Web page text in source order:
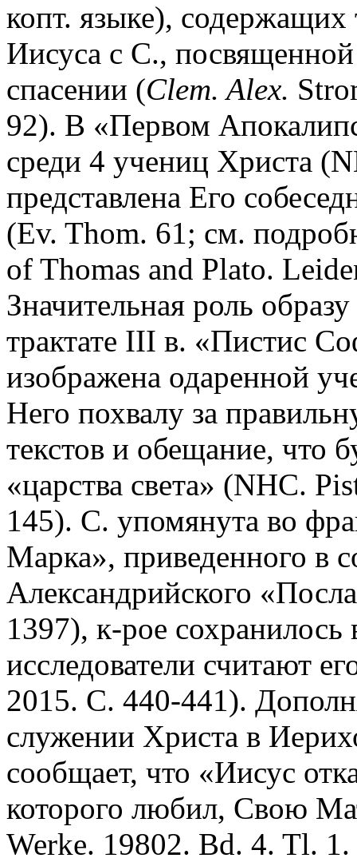
копт. языке), содержащих
Иисуса с С.,
спасении (Clem. Alex.
92). В «Первом
среди 4 учениц Христа
представлена Его
(Ev. Thom. 61; см.
of Thomas and Plato.
Значительная роль
трактате III в. «Пистис
изображена одаренной
Него похвалу за
текстов и обещание, что
«царства света» (NHC.
145). С. упомянута во
Марка», приведенного в
Александрийского
1397), к-рое
исследователи считают
2015. С. 440-441).
служении Христа в
сообщает, что «Иисус
которого любил, Свою
Werke. 19802. Bd. 4. Tl.